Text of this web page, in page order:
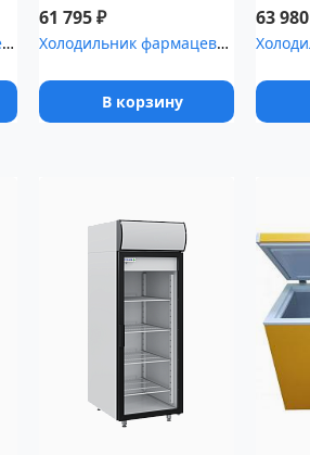
Холодильник для временного хранения медицинских отходов Саратов-5...
61 795₽
Холодильник фармацевтический Pozis ХФД-280(ТС) с тонированными дв...
В корзину
63 980